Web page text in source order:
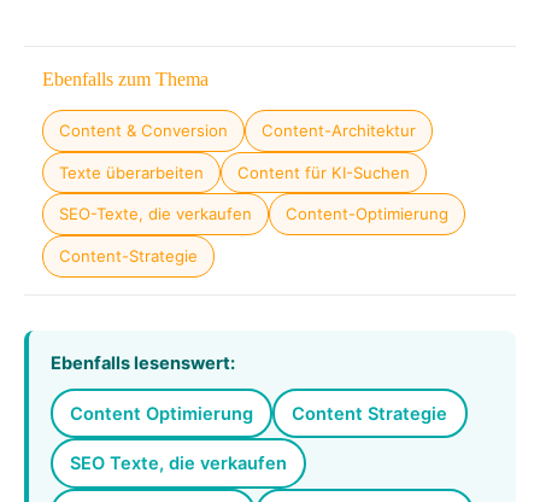
Ebenfalls zum Thema
Content & Conversion Content-Architektur
Texte überarbeiten Content für KI-Suchen
SEO-Texte, die verkaufen Content-Optimierung
Content-Strategie
Ebenfalls lesenswert:
Content Optimierung Content Strategie
SEO Texte, die verkaufen